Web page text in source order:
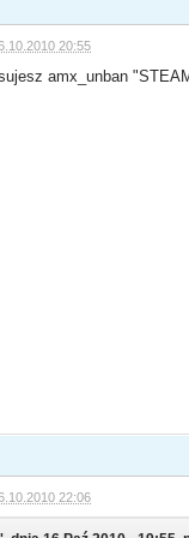
20:55
amx_unban
22:06